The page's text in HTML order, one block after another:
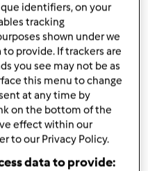
(2 piccoli tartufi neri)
della spesa
identifiers, on your
tracking
shown under we
provide. If trackers are
you see may not be as
this menu to change
at any time by
on the bottom of the
effect within our
to our Privacy Policy.
data to provide: